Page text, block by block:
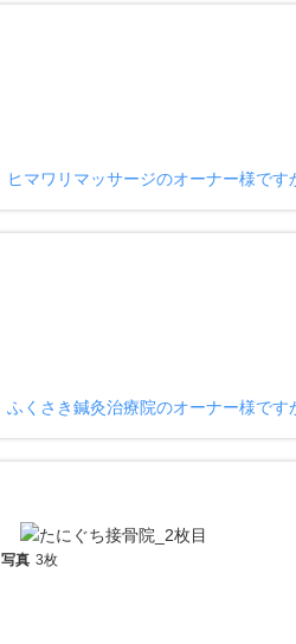
ヒマワリマッサージのオーナー様です
ふくさき鍼灸治療院のオーナー様です
写真 3枚